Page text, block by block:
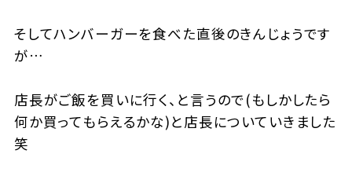
そしてハンバーガーを食べた直後のきんじょうです
が…
店長がご飯を買いに行く、と言うので(もしかしたら
何か買ってもらえるかな)と店長についていきました
笑